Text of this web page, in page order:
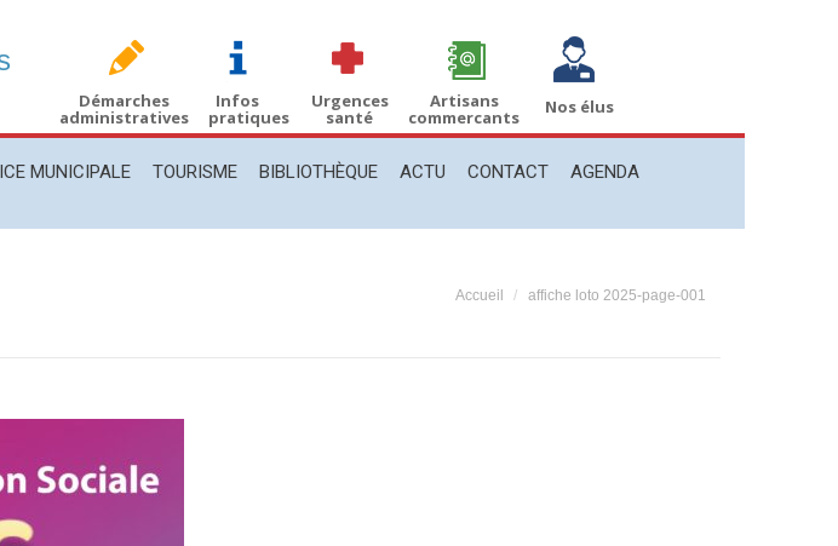
Démarches
administratives
Infos
pratiques
Urgences
santé
Artisans
commercants Nos élus
MUNICIPALE TOURISME BIBLIOTHÈQUE ACTU CONTACT AGENDA
Vous êtes ici :
Accueil affiche loto 2025-page-001
TOURISME BIBLIOTHÈQUE CONTACT AGENDA